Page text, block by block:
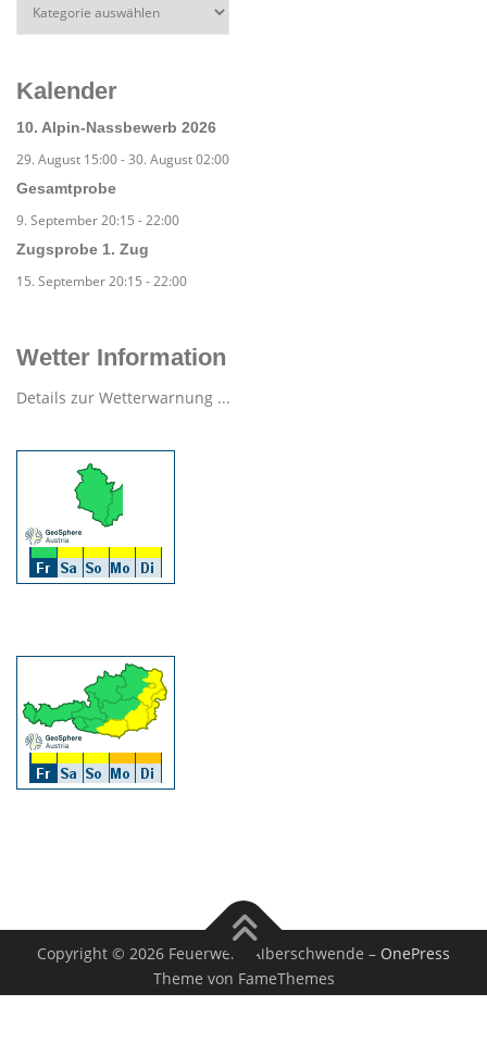
Kalender
10. Alpin-Nassbewerb 2026
29. August 15:00-30. August 02:00
Gesamtprobe
9. September 20:15 -22:00
Zugsprobe 1. Zug
15. September 20:15 -22:00
Wetter Information
Details zur Wetterwarnung ...
Copyright © 2026 Feuerwehr Alberschwende – OnePress
Theme von FameThemes